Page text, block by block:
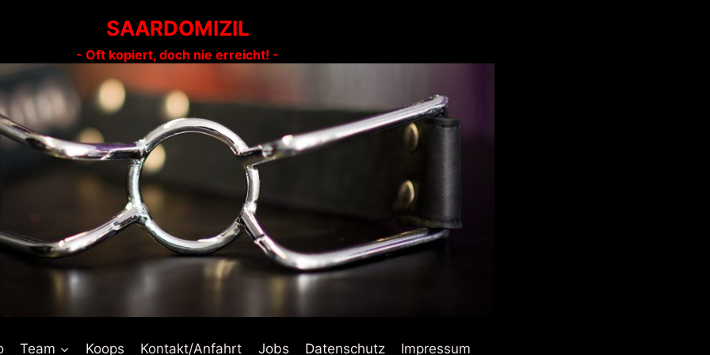
SAARDOMIZIL
- Oft kopiert, doch nie erreicht! -
Team Koops Kontakt/Anfahrt Jobs Datenschutz Impressum